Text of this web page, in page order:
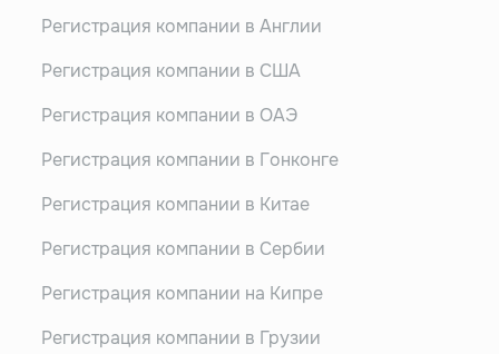
Регистрация компании в Англии
Регистрация компании в США
Регистрация компании в ОАЭ
Регистрация компании в Гонконге
Регистрация компании в Китае
Регистрация компании в Сербии
Регистрация компании на Кипре
Регистрация компании в Грузии